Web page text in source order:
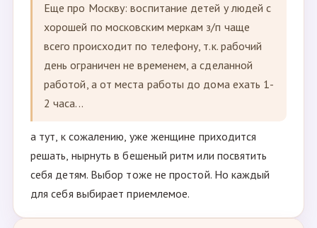
Еще про Москву: воспитание детей у людей с
хорошей по московским меркам з/п чаще
всего происходит по телефону, т.к. рабочий
день ограничен не временем, а сделанной
работой, а от места работы до дома ехать 1-
2 часа...
а тут, к сожалению, уже женщине приходится
решать, нырнуть в бешеный ритм или посвятить
себя детям. Выбор тоже не простой. Но каждый
для себя выбирает приемлемое.